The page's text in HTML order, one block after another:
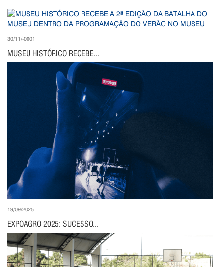
30/11/-0001
MUSEU HISTÓRICO RECEBE...
19/09/2025
EXPOAGRO 2025: SUCESSO...